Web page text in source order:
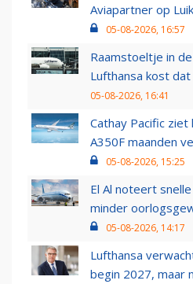
Aviapartner op
05-08-2026, 16:57
Raamstoeltje in
Lufthansa kost
05-08-2026, 16:41
Cathay Pacific
A350F maanden
05-08-2026, 15:25
El Al noteert
minder
05-08-2026, 14:17
Lufthansa
begin 2027, maar